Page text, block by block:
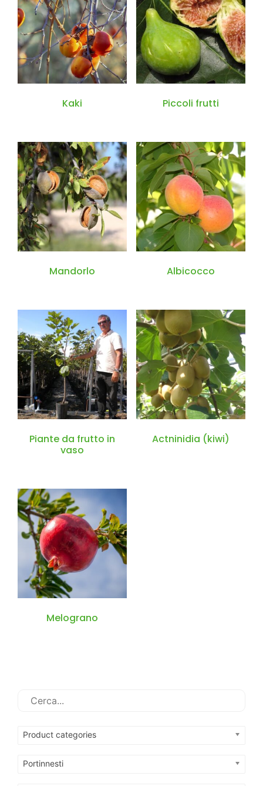
Product categories
Portinnesti
Kaki Piccoli frutti
Mandorlo Albicocco
Piante da frutto in
vaso
Actninidia (kiwi)
Melograno